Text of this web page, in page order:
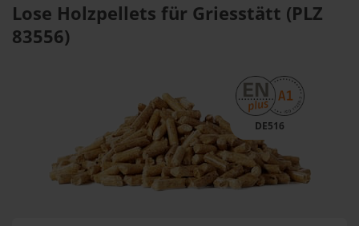
Lose Holzpellets für Griesstätt (PLZ
83556)
DE516